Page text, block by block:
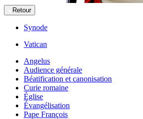
Retour
Synode
Vatican
Angelus
Audience générale
Béatification et canonisation
Curie romaine
Église
Évangélisation
Pape François